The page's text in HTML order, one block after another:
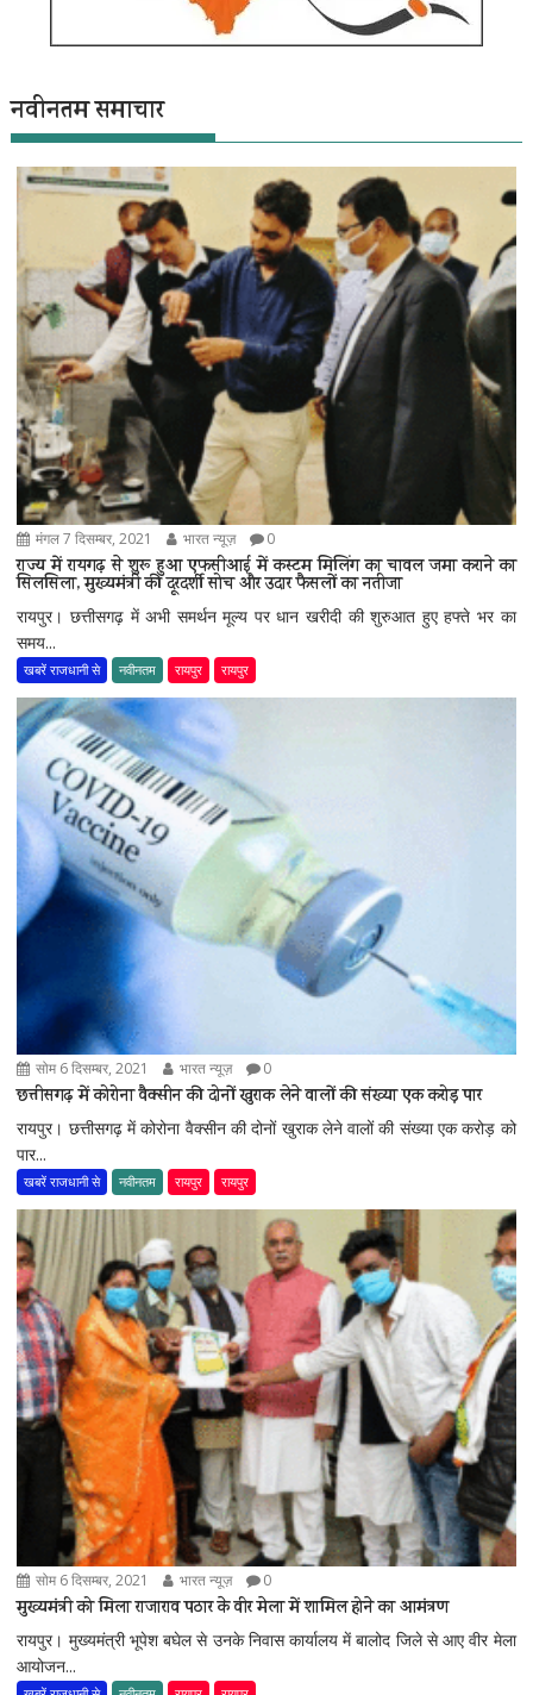
नवीनतम समाचार
मंगल 7 दिसम्बर, 2021 भारत न्यूज़ 0
राज्य में रायगढ़ से शुरू हुआ एफसीआई में कस्टम मिलिंग का चावल जमा कराने का
सिलसिला, मुख्यमंत्री की दूरदर्शी सोच और उदार फैसलों का नतीजा
रायपुर। छत्तीसगढ़ में अभी समर्थन मूल्य पर धान खरीदी की शुरुआत हुए हफ्ते भर का
समय...
खबरें राजधानी से नवीनतम रायपुर रायपुर
सोम 6 दिसम्बर, 2021 भारत न्यूज़ 0
छत्तीसगढ़ में कोरोना वैक्सीन की दोनों खुराक लेने वालों की संख्या एक करोड़ पार
रायपुर। छत्तीसगढ़ में कोरोना वैक्सीन की दोनों खुराक लेने वालों की संख्या एक करोड़ को
पार...
खबरें राजधानी से नवीनतम रायपुर रायपुर
सोम 6 दिसम्बर, 2021 भारत न्यूज़ 0
मुख्यमंत्री को मिला राजाराव पठार के वीर मेला में शामिल होने का आमंत्रण
रायपुर। मुख्यमंत्री भूपेश बघेल से उनके निवास कार्यालय में बालोद जिले से आए वीर मेला
आयोजन...